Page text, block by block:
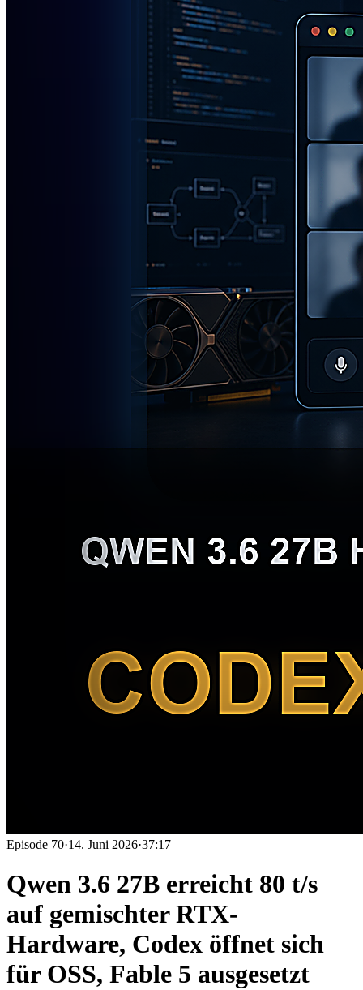
Episode 70·14. Juni 2026·37:17
Qwen 3.6 27B erreicht 80 t/s
auf gemischter RTX-
Hardware, Codex öffnet sich
für OSS, Fable 5 ausgesetzt